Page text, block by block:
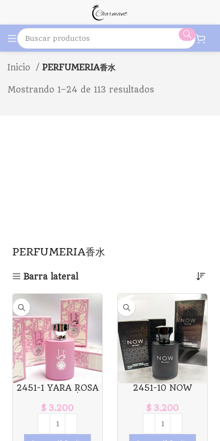
Inicio PERFUMERIA香水
Mostrando 1–24 de 113 resultados
PERFUMERIA香水
Barra lateral
2451-1 YARA ROSA
$ 3.200
2451-10 NOW
*12
$ 3.200